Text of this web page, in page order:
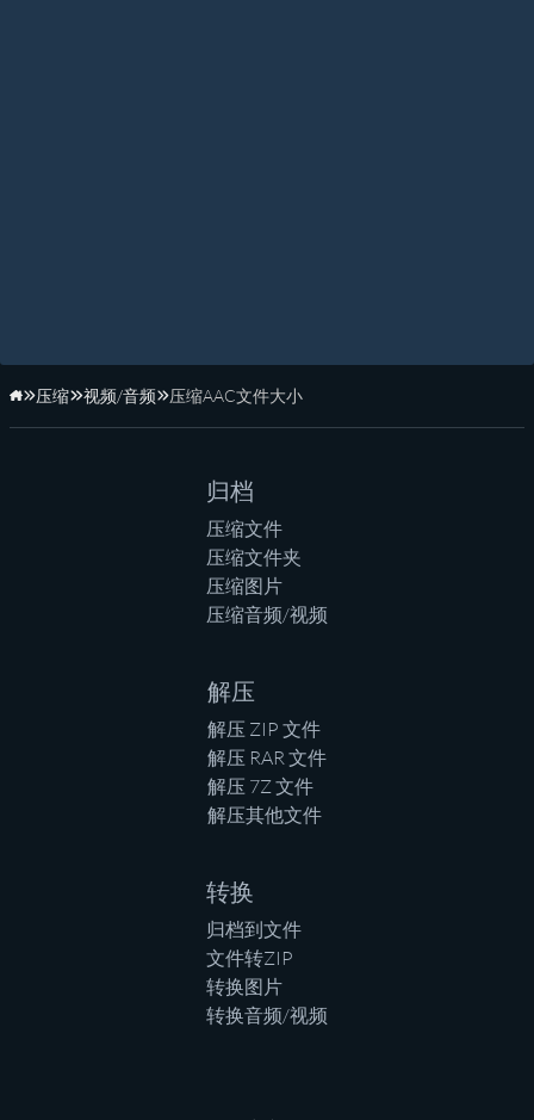
主页
压缩 视频/音频 压缩AAC文件大小
归档
压缩文件
压缩文件夹
压缩图片
压缩音频/视频
解压
解压 ZIP 文件
解压 RAR 文件
解压 7Z 文件
解压其他文件
转换
归档到文件
文件转ZIP
转换图片
转换音频/视频